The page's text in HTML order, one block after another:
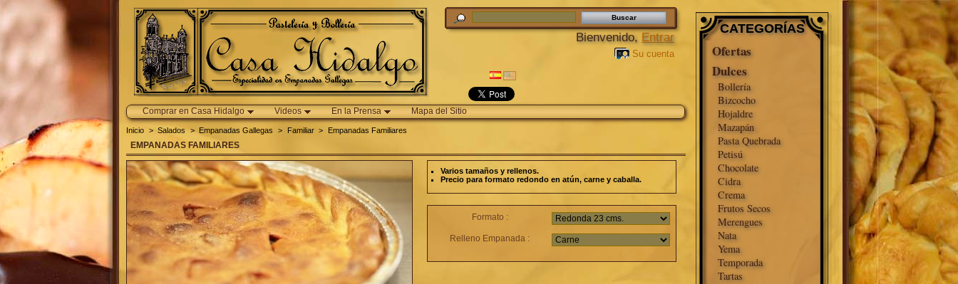
Bienvenido, Entrar
Su cuenta
Comprar en Casa Hidalgo Videos En la Prensa Mapa del Sitio
Inicio > Salados > Empanadas Gallegas > Familiar > Empanadas Familiares
EMPANADAS FAMILIARES
Varios tamaños y rellenos.
Precio para formato redondo en atún, carne y caballa.
Formato :
Relleno Empanada :
CATEGORÍAS
Ofertas
Dulces
Bollería
Bizcocho
Hojaldre
Mazapán
Pasta Quebrada
Petisú
Chocolate
Cidra
Crema
Frutos Secos
Merengues
Nata
Yema
Temporada
Tartas